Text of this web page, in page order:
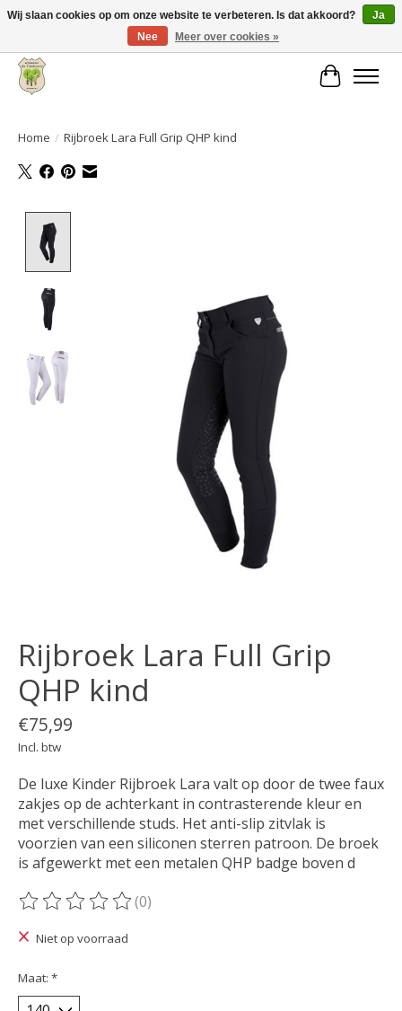
Grote keuze aan producten en snelle verzending!
Home / Rijbroek Lara Full Grip QHP kind
Rijbroek Lara Full Grip
QHP kind
€75,99
Incl. btw
De luxe Kinder Rijbroek Lara valt op door de twee faux
zakjes op de achterkant in contrasterende kleur en
met verschillende studs. Het anti-slip zitvlak is
voorzien van een siliconen sterren patroon. De broek
is afgewerkt met een metalen QHP badge boven d
De beoordeling van dit product is
(0)
Niet op voorraad
Maat: *
Wij slaan cookies op om onze website te verbeteren. Is dat akkoord?
Ja
Nee
Meer over cookies »